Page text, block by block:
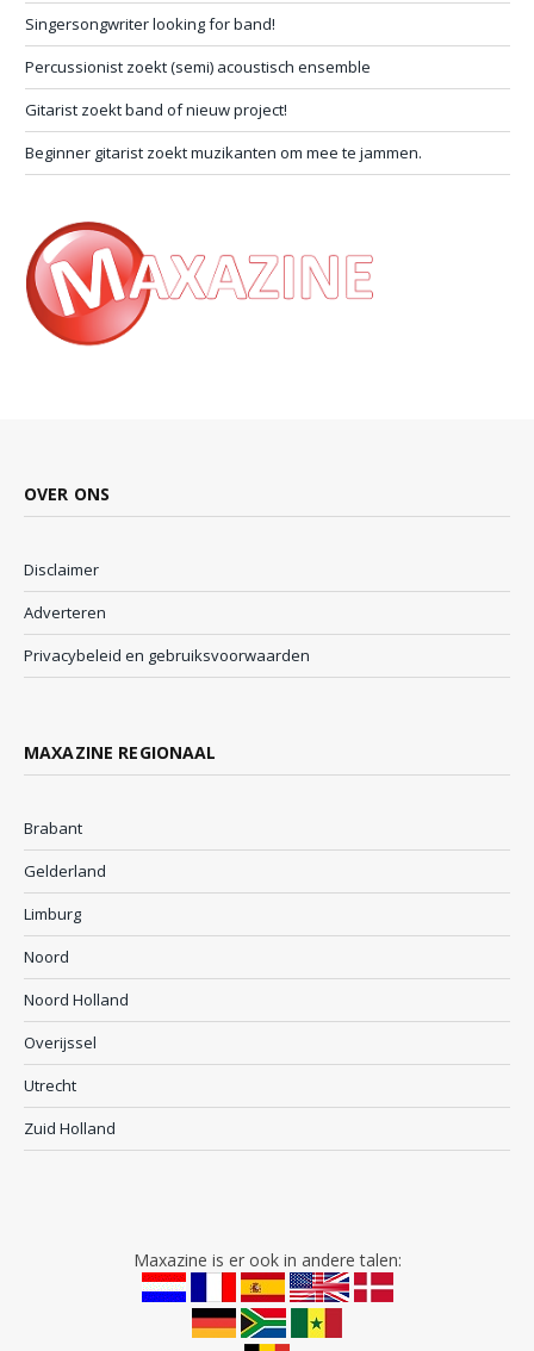
Singersongwriter looking for band!
Percussionist zoekt (semi) acoustisch ensemble
Gitarist zoekt band of nieuw project!
Beginner gitarist zoekt muzikanten om mee te jammen.
OVER ONS
Disclaimer
Adverteren
Privacybeleid en gebruiksvoorwaarden
MAXAZINE REGIONAAL
Brabant
Gelderland
Limburg
Noord
Noord Holland
Overijssel
Utrecht
Zuid Holland
Maxazine is er ook in andere talen: